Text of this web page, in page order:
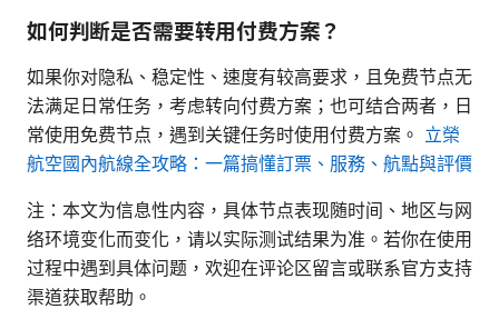
如何判断是否需要转用付费方案？
如果你对隐私、稳定性、速度有较高要求，且免费节点无
法满足日常任务，考虑转向付费方案；也可结合两者，日
常使用免费节点，遇到关键任务时使用付费方案。 立榮
航空國內航線全攻略：一篇搞懂訂票、服務、航點與評價
注：本文为信息性内容，具体节点表现随时间、地区与网
络环境变化而变化，请以实际测试结果为准。若你在使用
过程中遇到具体问题，欢迎在评论区留言或联系官方支持
渠道获取帮助。